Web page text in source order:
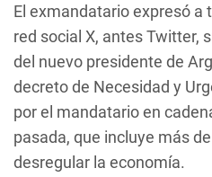
El exmandatario expresó a
red social X, antes Twitter,
del nuevo presidente de
decreto de Necesidad y
por el mandatario en
pasada, que incluye más
desregular la economía.